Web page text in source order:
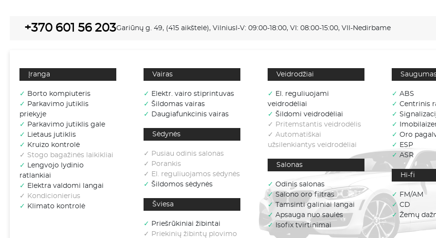
+370 601 56 203Gariūnų g. 49, (415 aikštelė), VilniusI-V: 09:00-18:00, VI: 08:00-15:00, VII-Nedirbame
Įranga
✓ Borto kompiuteris
✓ Parkavimo jutiklis
priekyje
✓ Parkavimo jutiklis gale
✓ Lietaus jutiklis
✓ Kruizo kontrolė
✓ Stogo bagažinės laikikliai
✓ Lengvojo lydinio
ratlankiai
✓ Elektra valdomi langai
✓ Kondicionierius
✓ Klimato kontrolė
Vairas
✓ Elektr. vairo stiprintuvas
✓ Šildomas vairas
✓ Daugiafunkcinis vairas
Sėdynės
✓ Pusiau odinis salonas
✓ Porankis
✓ El. reguliuojamos sėdynės
✓ Šildomos sėdynės
Šviesa
✓ Priešrūkiniai žibintai
✓ Priekinių žibintų plovimo
Veidrodžiai
✓ El. reguliuojami
veidrodėliai
✓ Šildomi veidrodėliai
✓ Pritemstantis veidrodėlis
✓ Automatiškai
užsilenkiantys veidrodėliai
Salonas
✓ Odinis salonas
✓ Salono oro filtras
✓ Tamsinti galiniai langai
✓ Apsauga nuo saulės
✓
Isofix tvirtinimai
✓ ABS
✓ Centrinis
✓
✓
✓ Oro
✓ ESP
✓ ASR
Hi-fi
✓ FM/AM
✓CD
✓ Žemų